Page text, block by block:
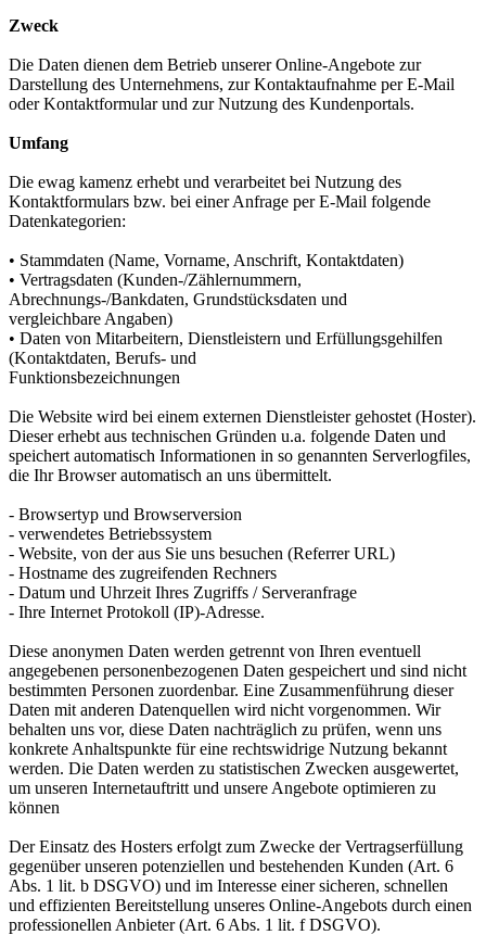
Zweck
Die Daten dienen dem Betrieb unserer Online-Angebote zur
Darstellung des Unternehmens, zur Kontaktaufnahme per E-Mail
oder Kontaktformular und zur Nutzung des Kundenportals.
Umfang
Die ewag kamenz erhebt und verarbeitet bei Nutzung des
Kontaktformulars bzw. bei einer Anfrage per E-Mail folgende
Datenkategorien:
• Stammdaten (Name, Vorname, Anschrift, Kontaktdaten)
• Vertragsdaten (Kunden-/Zählernummern,
Abrechnungs-/Bankdaten, Grundstücksdaten und
vergleichbare Angaben)
• Daten von Mitarbeitern, Dienstleistern und Erfüllungsgehilfen
(Kontaktdaten, Berufs- und
Funktionsbezeichnungen
Die Website wird bei einem externen Dienstleister gehostet (Hoster).
Dieser erhebt aus technischen Gründen u.a. folgende Daten und
speichert automatisch Informationen in so genannten Serverlogfiles,
die Ihr Browser automatisch an uns übermittelt.
- Browsertyp und Browserversion
- verwendetes Betriebssystem
- Website, von der aus Sie uns besuchen (Referrer URL)
- Hostname des zugreifenden Rechners
- Datum und Uhrzeit Ihres Zugriffs / Serveranfrage
- Ihre Internet Protokoll (IP)-Adresse.
Diese anonymen Daten werden getrennt von Ihren eventuell
angegebenen personenbezogenen Daten gespeichert und sind nicht
bestimmten Personen zuordenbar. Eine Zusammenführung dieser
Daten mit anderen Datenquellen wird nicht vorgenommen. Wir
behalten uns vor, diese Daten nachträglich zu prüfen, wenn uns
konkrete Anhaltspunkte für eine rechtswidrige Nutzung bekannt
werden. Die Daten werden zu statistischen Zwecken ausgewertet,
um unseren Internetauftritt und unsere Angebote optimieren zu
können
Der Einsatz des Hosters erfolgt zum Zwecke der Vertragserfüllung
gegenüber unseren potenziellen und bestehenden Kunden (Art. 6
Abs. 1 lit. b DSGVO) und im Interesse einer sicheren, schnellen
und effizienten Bereitstellung unseres Online-Angebots durch einen
professionellen Anbieter (Art. 6 Abs. 1 lit. f DSGVO).